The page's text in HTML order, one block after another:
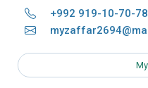
+992 919-10-70-78